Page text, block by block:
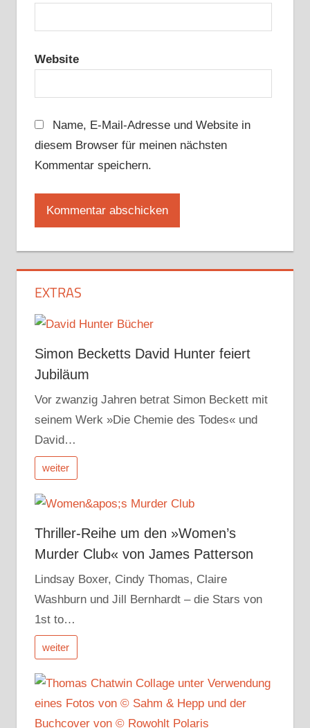
Website
Name, E-Mail-Adresse und Website in
diesem Browser für meinen nächsten
Kommentar speichern.
EXTRAS
Simon Becketts David Hunter feiert
Jubiläum
Vor zwanzig Jahren betrat Simon Beckett mit
seinem Werk »Die Chemie des Todes« und
David…
weiter
Thriller-Reihe um den »Women’s
Murder Club« von James Patterson
Lindsay Boxer, Cindy Thomas, Claire
Washburn und Jill Bernhardt – die Stars von
1st to…
weiter